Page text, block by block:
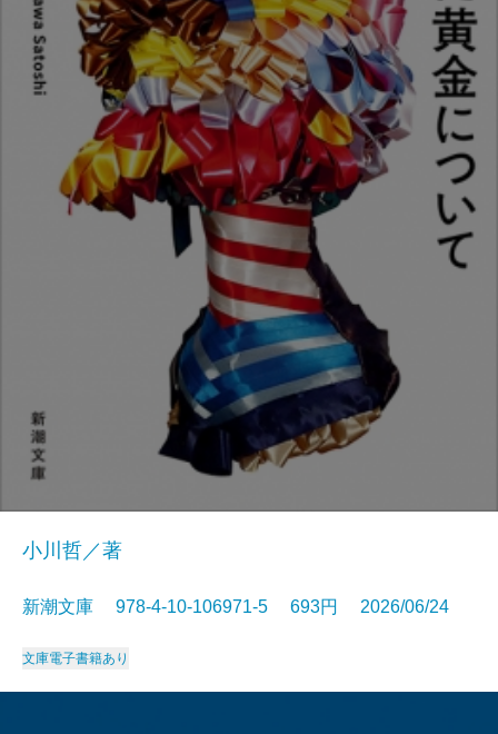
小川哲／著
新潮文庫 978-4-10-106971-5 693円 2026/06/24
文庫電子書籍あり